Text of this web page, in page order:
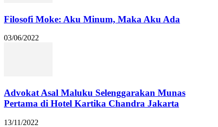
Filosofi Moke: Aku Minum, Maka Aku Ada
03/06/2022
Advokat Asal Maluku Selenggarakan Munas
Pertama di Hotel Kartika Chandra Jakarta
13/11/2022